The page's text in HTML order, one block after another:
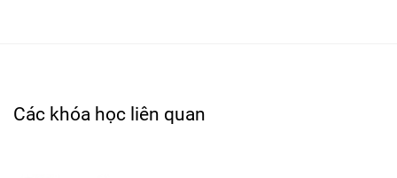
Các khóa học liên quan